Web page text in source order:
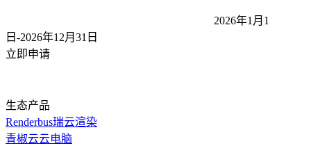
2026年1月1
日-2026年12月31 日
立即申请
生态产品
Renderbus瑞云渲染
青椒云云电脑